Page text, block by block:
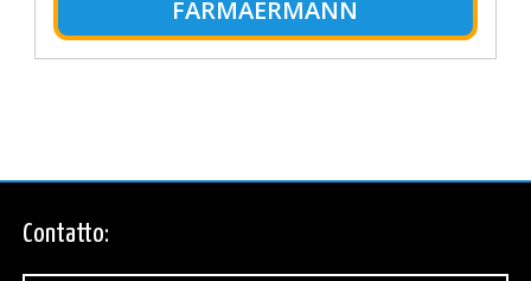
FARMAERMANN
Contatto: